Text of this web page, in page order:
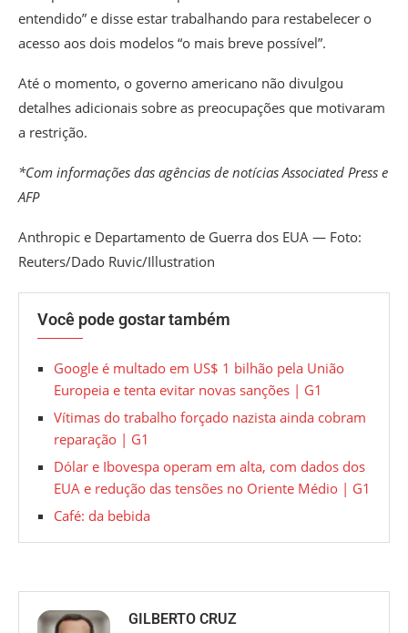
entendido” e disse estar trabalhando para restabelecer o
acesso aos dois modelos “o mais breve possível”.
Até o momento, o governo americano não divulgou
detalhes adicionais sobre as preocupações que motivaram
a restrição.
*Com informações das agências de notícias Associated Press e
AFP
Anthropic e Departamento de Guerra dos EUA — Foto:
Reuters/Dado Ruvic/Illustration
Você pode gostar também
Google é multado em US$ 1 bilhão pela União
Europeia e tenta evitar novas sanções | G1
Vítimas do trabalho forçado nazista ainda cobram
reparação | G1
Dólar e Ibovespa operam em alta, com dados dos
EUA e redução das tensões no Oriente Médio | G1
Café: da bebida
GILBERTO CRUZ